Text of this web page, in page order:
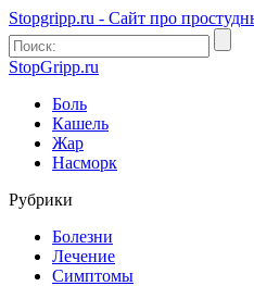
Stopgripp.ru - Cайт про
StopGripp.ru
Боль
Кашель
Жар
Насморк
Рубрики
Болезни
Лечение
Симптомы